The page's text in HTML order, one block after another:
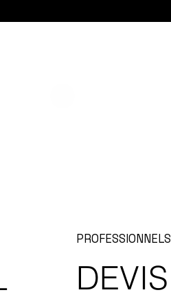
DEVIS
PROFESSIONNELS